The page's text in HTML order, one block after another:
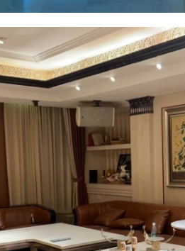
力大厦销售
所，丽思卡
的夜总会包
配有高档的
乐休闲的不
39间。 包厢
厢小费：
预定电话：
信好友 推荐
地址：成都
楼。 以下是
片：
扫描二维码继续